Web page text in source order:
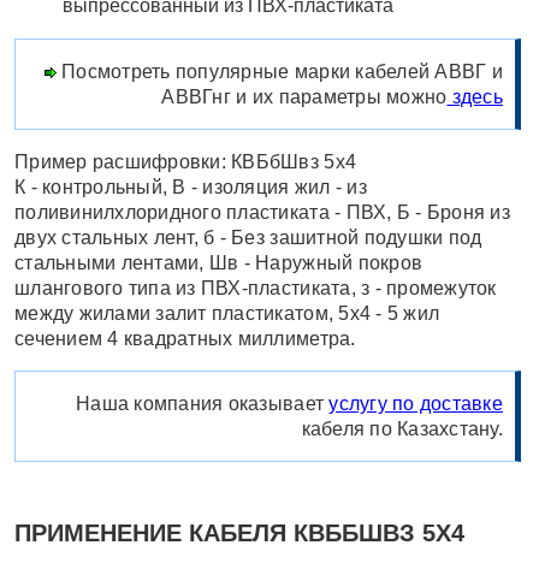
выпрессованный из ПВХ-пластиката
Посмотреть популярные марки кабелей АВВГ и
АВВГнг и их параметры можно здесь
Пример расшифровки: КВБбШвз 5x4
К - контрольный, В - изоляция жил - из
поливинилхлоридного пластиката - ПВХ, Б - Броня из
двух стальных лент, б - Без зашитной подушки под
стальными лентами, Шв - Наружный покров
шлангового типа из ПВХ-пластиката, з - промежуток
между жилами залит пластикатом, 5х4 - 5 жил
сечением 4 квадратных миллиметра.
Наша компания оказываетуслугу по доставке
кабеля по Казахстану.
ПРИМЕНЕНИЕ КАБЕЛЯ КВББШВЗ 5Х4